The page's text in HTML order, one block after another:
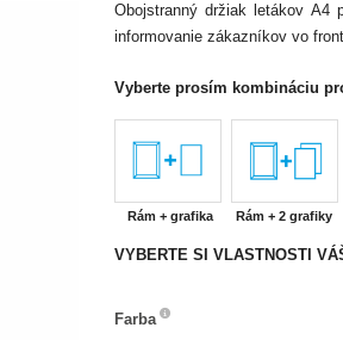
Obojstranný držiak letákov A4
informovanie zákazníkov vo
Vyberte prosím kombináciu
Rám + grafika Rám + 2 grafiky
VYBERTE SI VLASTNOSTI
Farba